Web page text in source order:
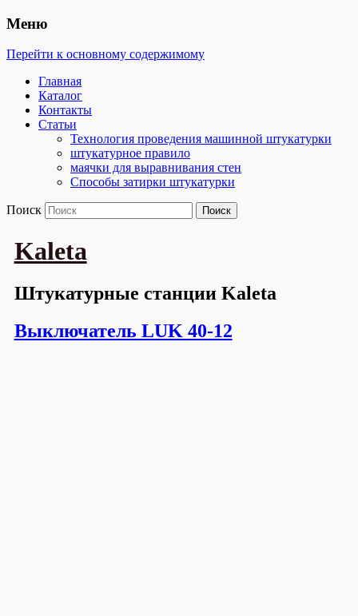
Меню
Перейти к основному содержимому
Главная
Каталог
Контакты
Статьи
Технология проведения машинной штукатурки
штукатурное правило
маячки для выравнивания стен
Способы затирки штукатурки
Поиск
Kaleta
Штукатурные станции Kaleta
Выключатель LUK 40-12